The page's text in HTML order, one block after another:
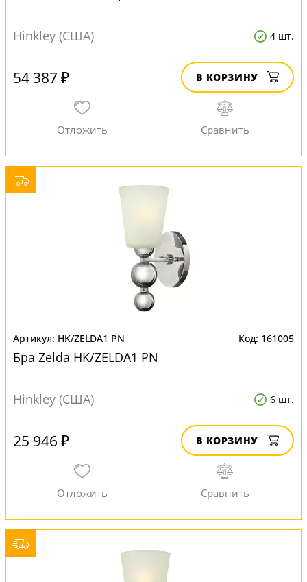
Hinkley (США) 4 шт.
54 387 ₽ В КОРЗИНУ
HK/ZELDA1 PN 161005
Бра Zelda HK/ZELDA1 PN
Hinkley (США) 6 шт.
25 946 ₽ В КОРЗИНУ